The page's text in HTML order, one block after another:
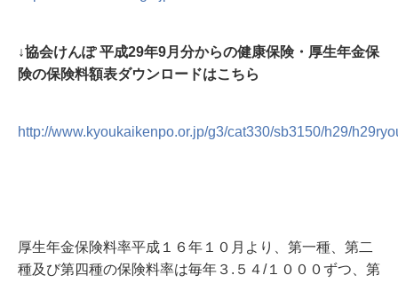
↓協会けんぽ 平成29年9月分からの健康保険・厚生年金保
険の保険料額表ダウンロードはこちら
http://www.kyoukaikenpo.or.jp/g3/cat330/sb3150/h29/
厚生年金保険料率平成１６年１０月より、第一種、第二
種及び第四種の保険料率は毎年３.５４/１０００ずつ、第